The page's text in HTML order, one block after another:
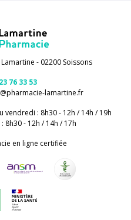
- 02200 Soissons
76 33 53
@pharmacie-lamartine.fr
vendredi : 8h30 - 12h / 14h / 19h
8h30 - 12h / 14h / 17h
en ligne certifiée